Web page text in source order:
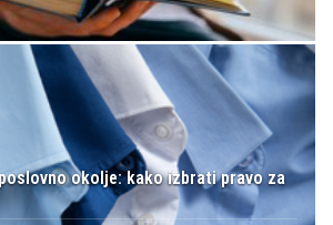
okolje: kako izbrati pravo za